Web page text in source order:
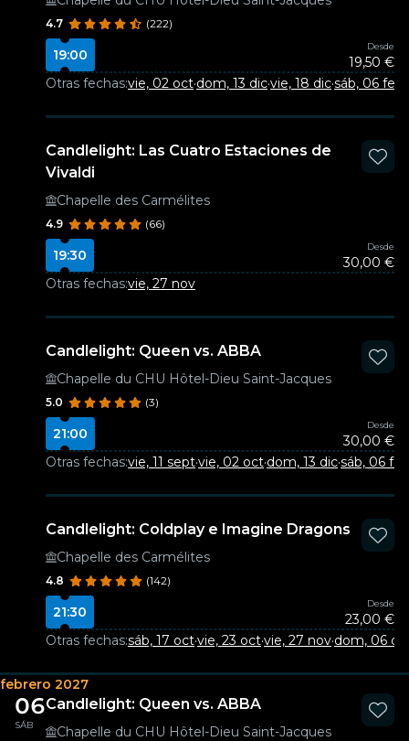
4.7 (222)
19:00
Desde
19,50 €
Otras fechas:vie, 02 oct·dom, 13 dic·vie, 18 dic·sáb, 06 feb
Candlelight: Las Cuatro Estaciones de
Vivaldi
Chapelle des Carmélites
4.9 (66)
19:30
Desde
30,00 €
Otras fechas:vie, 27 nov
Candlelight: Queen vs. ABBA
Chapelle du CHU Hôtel-Dieu Saint-Jacques
5.0 (3)
21:00
Desde
30,00 €
Otras fechas:vie, 11 sept·vie, 02 oct·dom, 13 dic·sáb, 06 feb
Candlelight: Coldplay e Imagine Dragons
Chapelle des Carmélites
4.8 (142)
21:30
Desde
23,00 €
Otras fechas:sáb, 17 oct·vie, 23 oct·vie, 27 nov·dom, 06 dic
febrero 2027
06
SÁB
Candlelight: Queen vs. ABBA
Chapelle du CHU Hôtel-Dieu Saint-Jacques